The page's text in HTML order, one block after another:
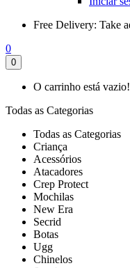
Free Delivery: Take
0
0
O carrinho está vazio!
Todas as Categorias
Todas as Categorias
Criança
Acessórios
Atacadores
Crep Protect
Mochilas
New Era
Secrid
Botas
Ugg
Chinelos